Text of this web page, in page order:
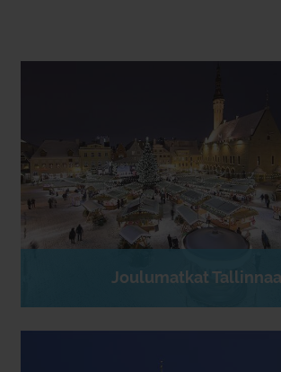
Joulumatkat